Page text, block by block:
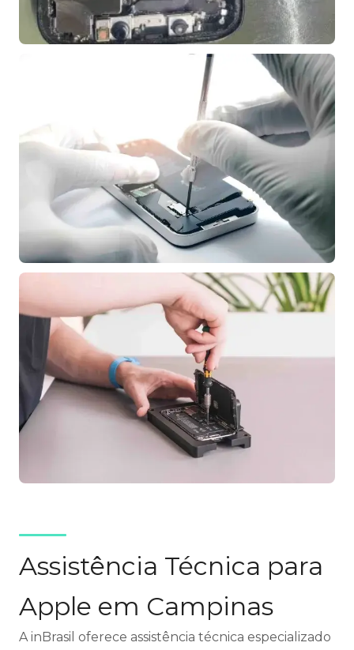
Assistência Técnica para
Apple em Campinas
A inBrasil oferece assistência técnica especializado